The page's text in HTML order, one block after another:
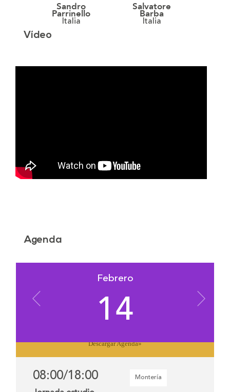
Sandro
Parrinello
Italia
Salvatore
Barba
Italia
Vídeo
Agenda
Febrero
14
Descargar Agenda»
08:00/18:00 Montería